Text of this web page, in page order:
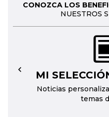
CONOZCA LOS
NUESTROS
MI
Noticias
temas
←